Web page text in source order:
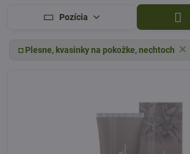
Pozícia
◘ Plesne, kvasinky na pokožke, nechtoch